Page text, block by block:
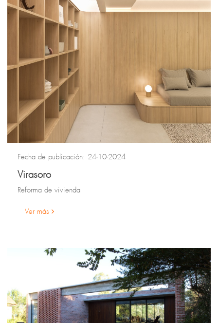
Fecha de publicación: 24-10-2024
Virasoro
Reforma de vivienda
Ver más